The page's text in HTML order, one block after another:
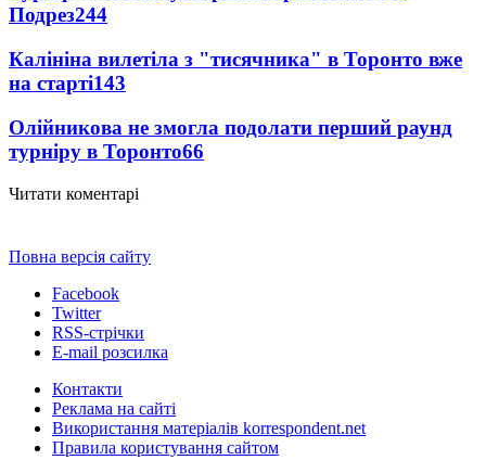
Подрез244
Калініна вилетіла з "тисячника" в Торонто вже
на старті143
Олійникова не змогла подолати перший раунд
турніру в Торонто66
Читати коментарі
Повна версія сайту
Facebook
Twitter
RSS-стрічки
E-mail розсилка
Контакти
Реклама на сайті
Використання матеріалів korrespondent.net
Правила користування сайтом